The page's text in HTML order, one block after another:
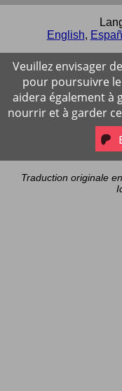
English,
Veuillez envisager
pour poursuivre le
aidera également à
nourrir et à garder
Traduction originale